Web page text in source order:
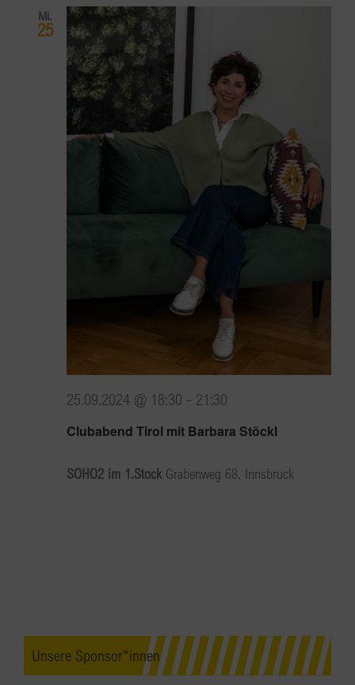
Mi.
25
Clubabend Tirol mit Barbara Stöckl
25.09.2024 @ 18:30 - 21:30
SOHO2 im 1.Stock Grabenweg 68, Innsbruck
Unsere Sponsor*innen